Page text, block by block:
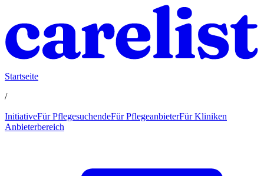
Startseite
/
InitiativeFür PflegesuchendeFür PflegeanbieterFür Kliniken
Anbieterbereich